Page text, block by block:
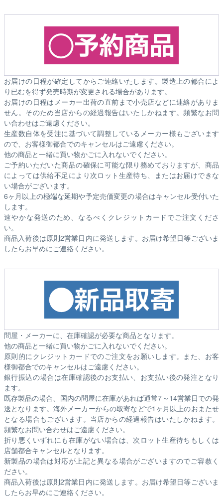
お届けの日程が確定してからご連絡いたします。製造上の都合によ
り已むを得ず発売時期が変更される場合があります。
お届けの日程はメーカー出荷の直前まで小売店などに連絡がありま
せん。そのため当店からの経過報告はいたしかねます。頻繁なお問
い合わせはご遠慮ください。
生産数自体を受注に基づいて調整しているメーカー様もございます
ので、お客様御都合でのキャンセルはご遠慮ください。
他の商品と一緒に買い物かごに入れないでください。
ご予約いただいた商品の確保に可能な限り務めておりますが、商品
によっては供給不足により次ロット生産待ち、またはお届けできな
い場合がございます。
6ヶ月以上の極端な延期や予定売価変更の場合はキャンセル受付いた
します。
速やかな発送のため、なるべくクレジットカードでご注文くださ
い。
商品入荷後は原則2営業日内に発送します。お届け希望日等ございま
したらお早めにご連絡ください。
問屋・メーカーに、在庫確認が必要な商品となります。
他の商品と一緒に買い物かごに入れないでください。
原則的にクレジットカードでのご注文をお願いします。また、お客
様御都合でのキャンセルはご遠慮ください。
銀行振込の場合は在庫確認後のお支払い、お支払い後の発注となり
ます。
既存製品の場合、国内の問屋に在庫があれば通常7～14営業日での発
送となります。海外メーカーからの取寄などで1ヶ月以上のおまたせ
となる場合もございます。 当店からの経過報告はいたしかねます。
頻繁なお問い合わせはご遠慮ください。
折り悪くいずれにも在庫がない場合は、次ロット生産待ちもしくは
店舗都合キャンセルとなります。
新製品の場合は対応が上記と異なる場合がございますのでご容赦く
ださい。
商品入荷後は原則2営業日内に発送します。お届け希望日等ございま
したらお早めにご連絡ください。